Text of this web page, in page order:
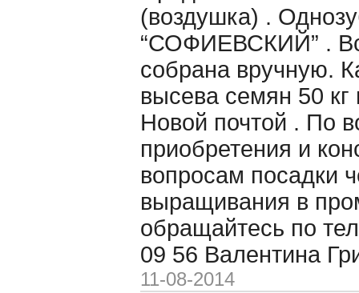
(воздушка) .
“СОФИЕВСКИЙ” .
собрана вручную.
высева семян 50 кг
Новой почтой . По
приобретения и
вопросам посадки
выращивания в
обращайтесь по
09 56 Валентина
11-08-2014